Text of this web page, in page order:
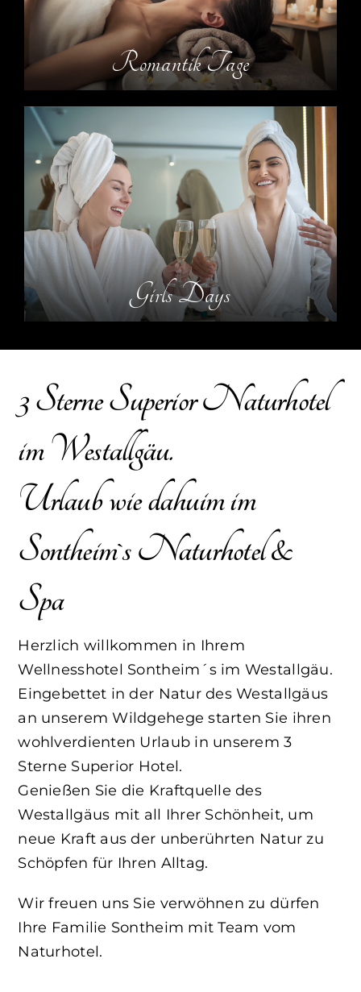
Romantik Tage
Girls Days
3 Sterne Superior Naturhotel
im Westallgäu.
Urlaub wie dahuim im
Sontheim`s Naturhotel &
Spa
Herzlich willkommen in Ihrem
Wellnesshotel Sontheim´s im Westallgäu.
Eingebettet in der Natur des Westallgäus
an unserem Wildgehege starten Sie ihren
wohlverdienten Urlaub in unserem 3
Sterne Superior Hotel.
Genießen Sie die Kraftquelle des
Westallgäus mit all Ihrer Schönheit, um
neue Kraft aus der unberührten Natur zu
Schöpfen für Ihren Alltag.
Wir freuen uns Sie verwöhnen zu dürfen
Ihre Familie Sontheim mit Team vom
Naturhotel.